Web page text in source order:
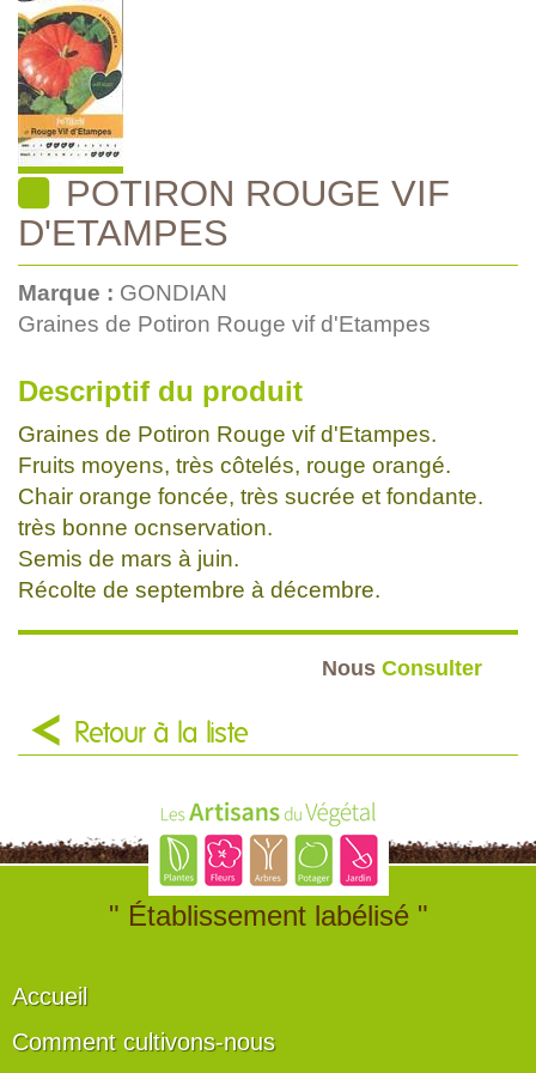
POTIRON ROUGE VIF
D'ETAMPES
Marque : GONDIAN
Graines de Potiron Rouge vif d'Etampes
Descriptif du produit
Graines de Potiron Rouge vif d'Etampes.
Fruits moyens, très côtelés, rouge orangé.
Chair orange foncée, très sucrée et fondante.
très bonne ocnservation.
Semis de mars à juin.
Récolte de septembre à décembre.
Nous Consulter
Retour à la liste
" Établissement labélisé "
Accueil
Comment cultivons-nous